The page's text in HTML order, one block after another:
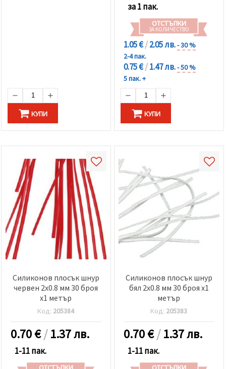
КУПИ
за 1 пак.
ОТСТЪПКИ
ЗА КОЛИЧЕСТВО
1.05 €/2.05 лв.- 30 %
2-4 пак.
0.75 €/1.47 лв.- 50 %
5 пак. +
КУПИ
Силиконов плосък шнур
червен 2x0.8 мм 30 броя
x1 метър
Код: 205384
0.70€/1.37 лв.
1-11 пак.
Силиконов плосък шнур
бял 2x0.8 мм 30 броя x1
метър
Код: 205383
0.70€/1.37 лв.
1-11 пак.